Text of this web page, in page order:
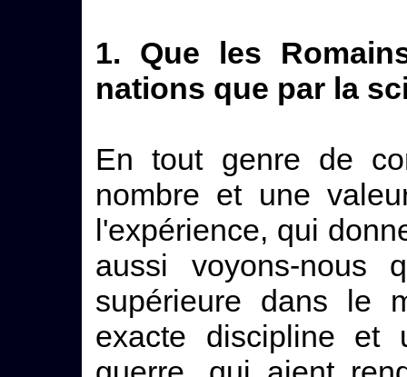
1. Que les
nations que par la
En tout genre de
nombre et une
l'expérience, qui
aussi voyons-nous
supérieure dans le
exacte discipline et